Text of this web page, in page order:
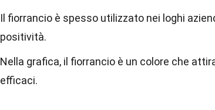
Il fiorrancio è spesso utilizzato nei loghi
positività.
Nella grafica, il fiorrancio è un colore che
efficaci.